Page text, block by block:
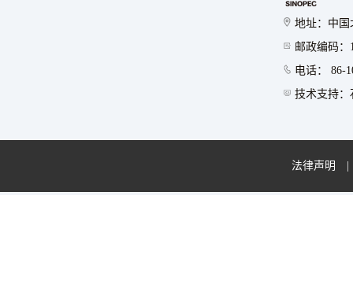
地址：中国
邮政编码：
电话： 86-
技术支持：
法律声明